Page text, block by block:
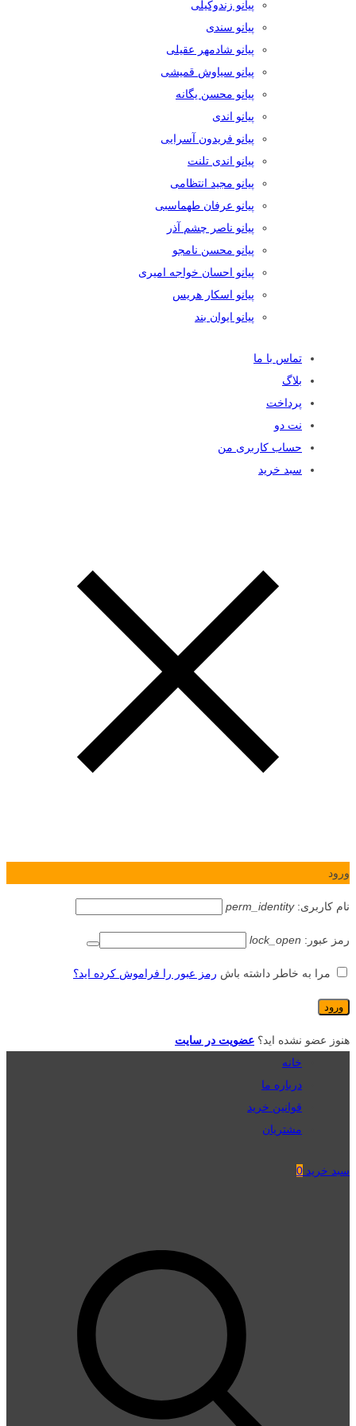
پیانو زندوکیلی
پیانو سندی
پیانو شادمهر عقیلی
پیانو سیاوش قمیشی
پیانو محسن یگانه
پیانو اندی
پیانو فریدون آسرایی
پیانو اندی تلنت
پیانو مجید انتظامی
پیانو عرفان طهماسبی
پیانو ناصر چشم آذر
پیانو محسن نامجو
پیانو احسان خواجه امیری
پیانو اسکار هریس
پیانو ایوان بند
تماس با ما
بلاگ
پرداخت
نت دو
حساب کاربری من
سبد خرید
ورود
نام کاربری:perm_identity
رمز عبور: lock_open
مرا به خاطر داشته باش رمز عبور را فراموش کرده اید؟
هنوز عضو نشده اید؟ عضویت در سایت
خانه
درباره ما
قوانین خرید
مشتریان
سبد خرید 0